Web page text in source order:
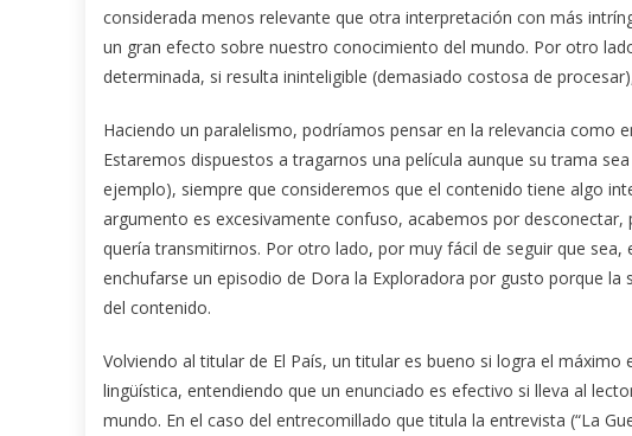
considerada menos relevante que otra interpretación con más
un gran efecto sobre nuestro conocimiento del mundo. Por otro
determinada, si resulta ininteligible (demasiado costosa de
Haciendo un paralelismo, podríamos pensar en la relevancia como
Estaremos dispuestos a tragarnos una película aunque su trama
ejemplo), siempre que consideremos que el contenido tiene algo
argumento es excesivamente confuso, acabemos por
quería transmitirnos. Por otro lado, por muy fácil de seguir que
enchufarse un episodio de Dora la Exploradora por gusto porque
del contenido.
Volviendo al titular de El País, un titular es bueno si logra el
lingüística, entendiendo que un enunciado es efectivo si lleva al
mundo. En el caso del entrecomillado que titula la entrevista (“La